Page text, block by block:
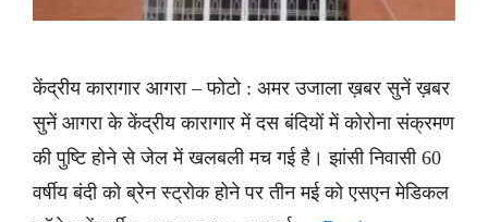
केंद्रीय कारागार आगरा – फोटो : अमर उजाला ख़बर सुनें ख़बर
सुनें आगरा के केंद्रीय कारागार में दस बंदियों में कोरोना संक्रमण
की पुष्टि होने से जेल में खलबली मच गई है। झांसी निवासी 60
वर्षीय बंदी को ब्रेन स्ट्रोक होने पर तीन मई को एसएन मेडिकल